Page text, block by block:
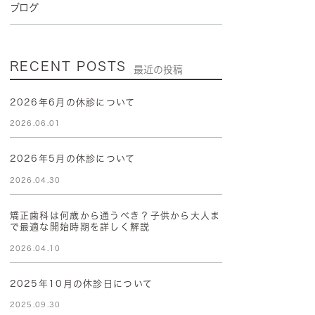
ブログ
RECENT POSTS 最近の投稿
2026年6月の休診について
2026.06.01
2026年5月の休診について
2026.04.30
矯正歯科は何歳から通うべき？子供から大人ま
で最適な開始時期を詳しく解説
2026.04.10
2025年10月の休診日について
2025.09.30